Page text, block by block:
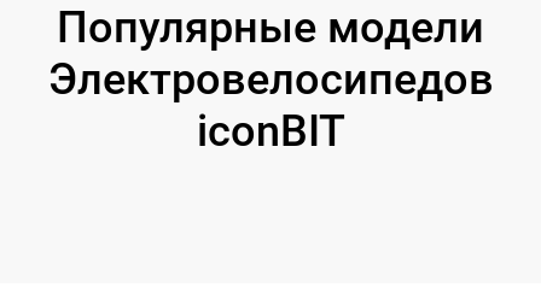
Популярные модели
Электровелосипедов
iconBIT